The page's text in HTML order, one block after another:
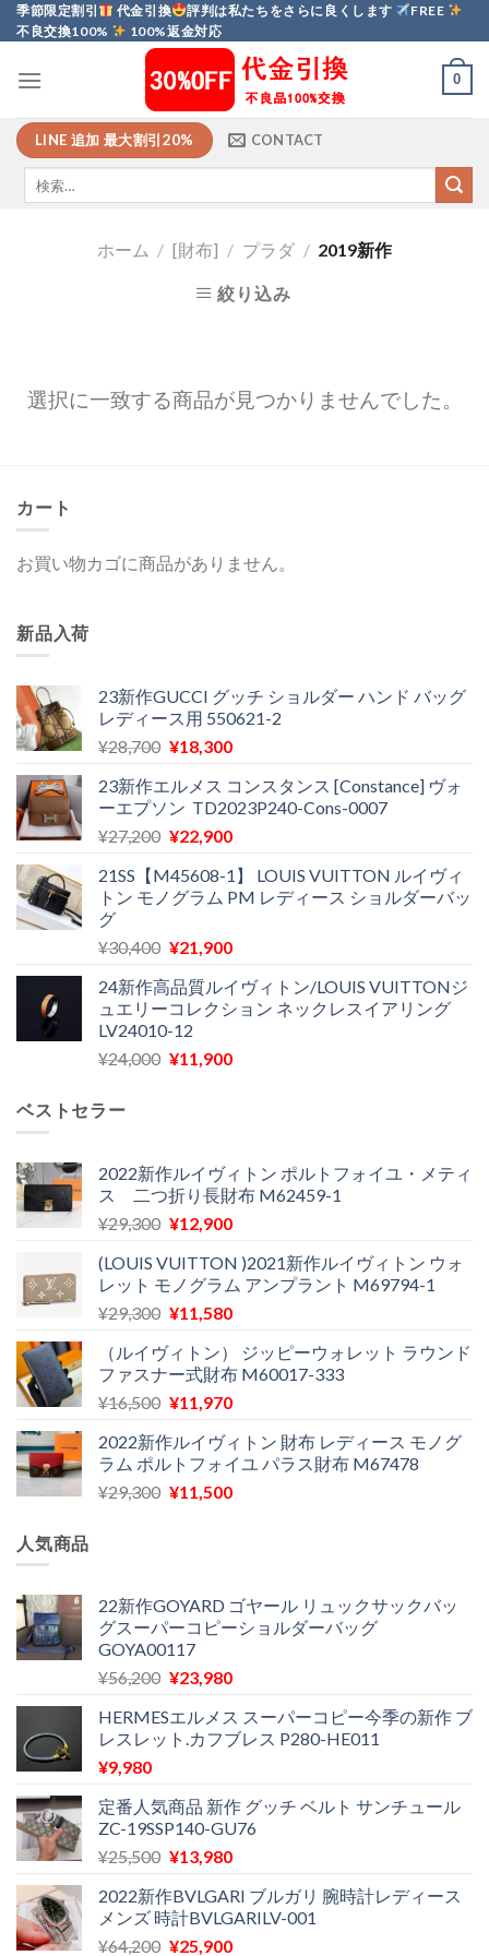
Skip
to
季節限定割引 代金引換 評判は私たちをさらに良くします
FREE
不良交換100%
100%返金対応
0
LINE 追加 最大割引20% CONTACT
ホーム / [財布] / プラダ / 2019新作
絞り込み
選択に一致する商品が見つかりませんでした。
カート
お買い物カゴに商品がありません。
新品入荷
23新作GUCCI グッチ ショルダー ハンド バッグ
レディース用 550621-2
¥28,700 元
価
格
は
で
し
¥18,300現
の
価
格
¥18,300
で
23新作エルメス コンスタンス [Constance] ヴォ
ーエプソン TD2023P240-Cons-0007
¥27,200 元
価
格
¥27,200
し
た。
¥22,900現
の
価
は
で
す。
21SS【M45608-1】 LOUIS VUITTON ルイヴィ
トン モノグラム PM レディース ショルダーバッ
グ
¥30,400 元
価
格
は
¥30,400
¥21,900現
の
価
は
24新作高品質ルイヴィトン/LOUIS VUITTONジ
ュエリーコレクション ネックレスイアリング
LV24010-12
¥24,000 元
¥24,000
で
し
¥11,900現
は
¥11,900
で
ベストセラー
2022新作ルイヴィトン ポルトフォイユ・メティ
ス 二つ折り長財布 M62459-1
¥29,300 元
価
格
は
で
し
た。
¥12,900現
の
価
格
¥12,900
で
す。
(LOUIS VUITTON )2021新作ルイヴィトン ウォ
レット モノグラム アンプラント M69794-1
¥29,300 元
価
格
は
で
し
た。
¥11,580現
の
価
格
¥11,580
で
す。
（ルイヴィトン） ジッピーウォレット ラウンド
ファスナー式財布 M60017-333
¥16,500 元
価
格
は
¥11,970現
の
価
格
2022新作ルイヴィトン 財布 レディース モノグ
ラム ポルトフォイユ パラス財布 M67478
¥29,300 元
¥29,300
で
し
た。
¥11,500現
は
¥11,500
す。
人気商品
22新作GOYARD ゴヤール リュックサックバッ
グスーパーコピーショルダーバッグ
GOYA00117
¥56,200 元
価
格
で
し
た。
¥23,980現
の
価
¥23,980
で
す。
HERMESエルメス スーパーコピー今季の新作 ブ
レスレット.カフブレス P280-HE011
¥9,980
定番人気商品 新作 グッチ ベルト サンチュール
ZC-19SSP140-GU76
¥25,500 元
価
格
は
¥13,980現
の
価
格
2022新作BVLGARI ブルガリ 腕時計レディース
メンズ 時計BVLGARILV-001
¥64,200 元
¥25,900現